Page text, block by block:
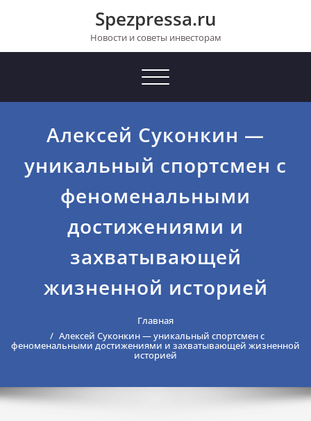
Spezpressa.ru
Новости и советы инвесторам
Toggle
Алексей Суконкин —
уникальный спортсмен с
феноменальными
достижениями и
захватывающей
жизненной историей
Главная
Алексей Суконкин — уникальный спортсмен с
феноменальными достижениями и захватывающей жизненной
историей